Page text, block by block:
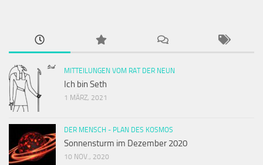
MITTEILUNGEN VOM RAT DER NEUN
Ich bin Seth
1 MÄRZ, 2021
DER MENSCH - PLAN DES KOSMOS
Sonnensturm im Dezember 2020
10 NOV., 2020